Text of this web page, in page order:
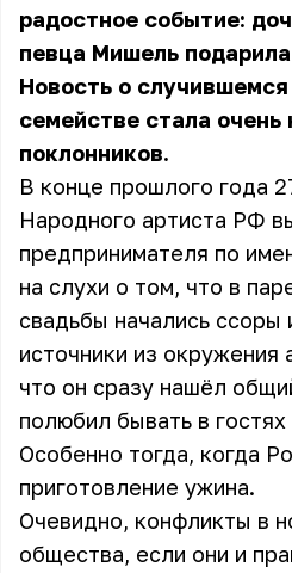
радостное событие:
певца Мишель
Новость о
семействе стала
поклонников.
В конце прошлого года
Народного артиста РФ
предпринимателя по
на слухи о том, что в
свадьбы начались ссоры
источники из окружения
что он сразу нашёл
полюбил бывать в
Особенно тогда, когда
приготовление ужина.
Очевидно, конфликты в
общества, если они и